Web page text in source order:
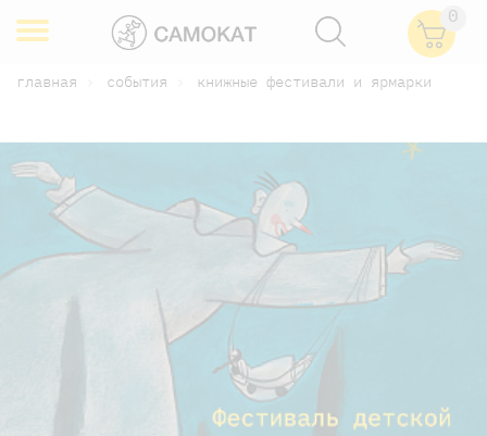
0
главная события книжные фестивали и ярмарки